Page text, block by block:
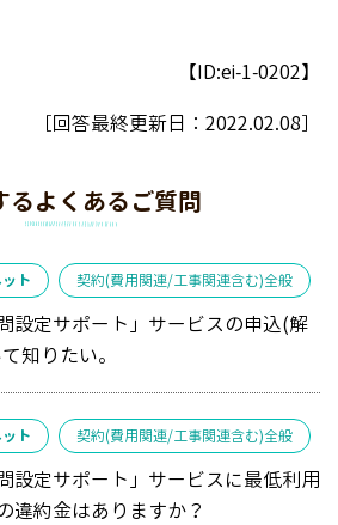
【ID:ei-1-0202】
［回答最終更新日： 2022.02.08］
るよくあるご質問
ト 契約(費用関連/工事関連含む)全般
設定サポート」サービスの申込(解
知りたい。
ト 契約(費用関連/工事関連含む)全般
設定サポート」サービスに最低利用
違約金はありますか？